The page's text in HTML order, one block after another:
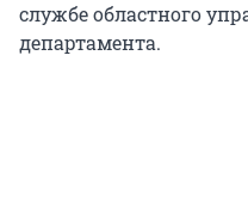
службе областного
департамента.